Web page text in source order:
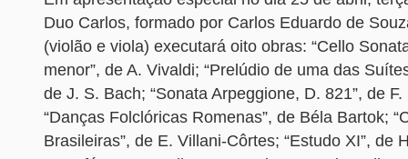
Duo Carlos, formado por Carlos Eduardo de
(violão e viola) executará oito obras: “Cello
menor”, de A. Vivaldi; “Prelúdio de uma das
de J. S. Bach; “Sonata Arpeggione, D. 821”, de
“Danças Folclóricas Romenas”, de Béla Bartok;
Brasileiras”, de E. Villani-Côrtes; “Estudo XI”, de